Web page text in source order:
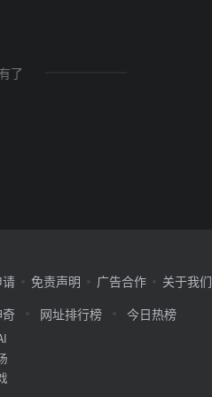
了
免责声明 广告合作 关于我们
网址排行榜 今日热榜